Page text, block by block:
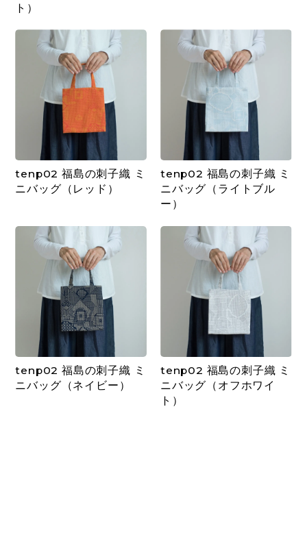
ト）
tenp02 福島の刺子織 ミ
ニバッグ（レッド）
tenp02 福島の刺子織 ミ
ニバッグ（ライトブル
ー）
tenp02 福島の刺子織 ミ
ニバッグ（ネイビー）
tenp02 福島の刺子織 ミ
ニバッグ（オフホワイ
ト）